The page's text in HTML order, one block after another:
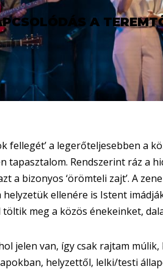
A
fellegét’ a legerőteljesebben a
tapasztalom. Rendszerint ráz a
a bizonyos ‘örömteli zajt’. A
helyzetük ellenére is Istent
meg a közös énekeinket,
jelen van, így csak rajtam
helyzettől, lelki/testi